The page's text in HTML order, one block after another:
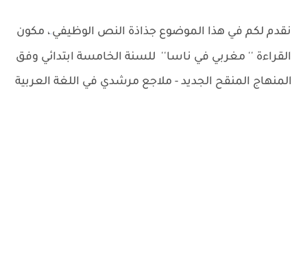
نقدم لكم في هذا الموضوع جذاذة النص الوظيفي .، مكون
القراءة '' مغربي في ناسا'' للسنة الخامسة ابتدائي وفق
المنهاج المنقح الجديد - ملاجع مرشدي في اللغة العربية